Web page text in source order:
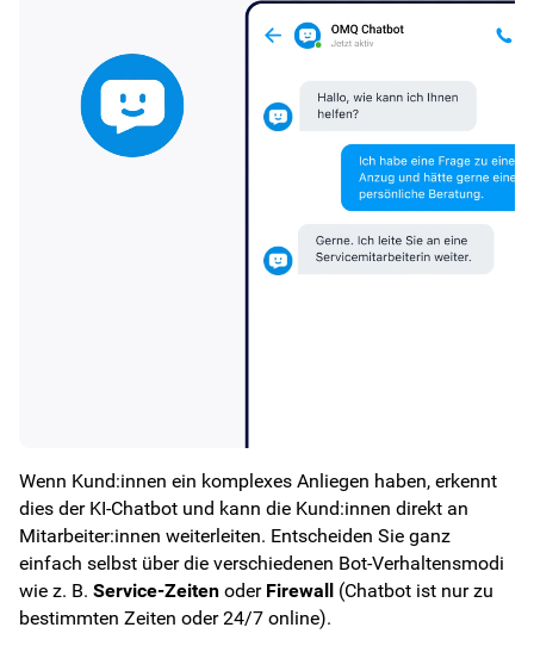
Wenn Kund:innen ein komplexes Anliegen haben, erkennt
dies der KI-Chatbot und kann die Kund:innen direkt an
Mitarbeiter:innen weiterleiten. Entscheiden Sie ganz
einfach selbst über die verschiedenen Bot-Verhaltensmodi
wie z. B. Service-Zeiten oder Firewall
(Chatbot ist nur zu
bestimmten Zeiten oder 24/7 online).